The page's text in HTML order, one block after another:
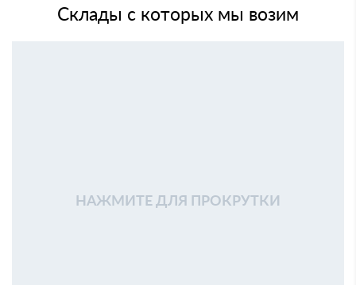
Склады с которых мы возим
НАЖМИТЕ ДЛЯ ПРОКРУТКИ